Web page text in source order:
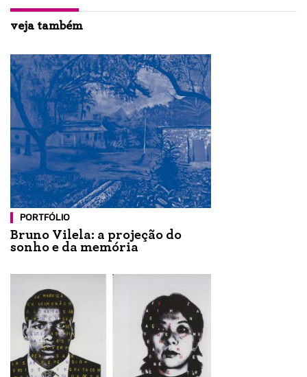
veja também
PORTFÓLIO
Bruno Vilela: a projeção do
sonho e da memória